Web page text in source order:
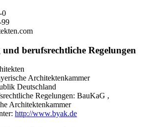
0
99
berufsrechtliche Regelungen
Architektenkammer
Deutschland
Regelungen: BauKaG ,
Architektenkammer
http://www.byak.de